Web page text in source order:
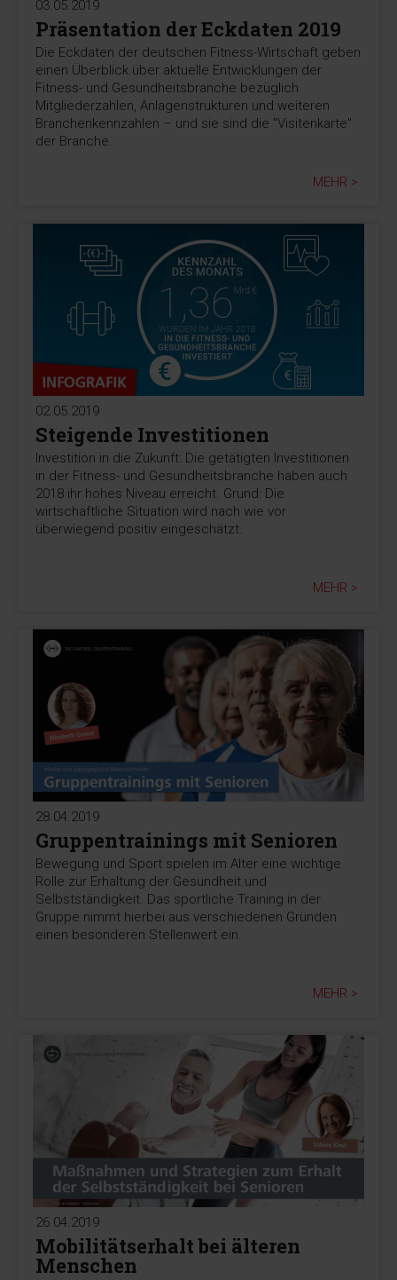
03.05.2019
Präsentation der Eckdaten 2019
Die Eckdaten der deutschen Fitness-Wirtschaft geben
einen Überblick über aktuelle Entwicklungen der
Fitness- und Gesundheitsbranche bezüglich
Mitgliederzahlen, Anlagenstrukturen und weiteren
Branchenkennzahlen – und sie sind die "Visitenkarte"
der Branche.
MEHR >
02.05.2019
Steigende Investitionen
Investition in die Zukunft: Die getätigten Investitionen
in der Fitness- und Gesundheitsbranche haben auch
2018 ihr hohes Niveau erreicht. Grund: Die
wirtschaftliche Situation wird nach wie vor
überwiegend positiv eingeschätzt.
MEHR >
28.04.2019
Gruppentrainings mit Senioren
Bewegung und Sport spielen im Alter eine wichtige
Rolle zur Erhaltung der Gesundheit und
Selbstständigkeit. Das sportliche Training in der
Gruppe nimmt hierbei aus verschiedenen Gründen
einen besonderen Stellenwert ein.
MEHR >
26.04.2019
Mobilitätserhalt bei älteren
Menschen